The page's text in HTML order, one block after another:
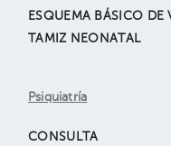
ESQUEMA BÁSICO DE
TAMIZ NEONATAL
Psiquiatría
CONSULTA